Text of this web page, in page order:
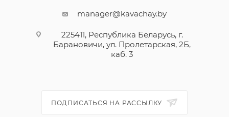
manager@kavachay.by
225411, Республика Беларусь, г.
Барановичи, ул. Пролетарская, 2Б,
каб. 3
ПОДПИСАТЬСЯ НА РАССЫЛКУ